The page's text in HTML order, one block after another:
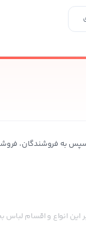
به فروشندگان،
این انواع و اقسام